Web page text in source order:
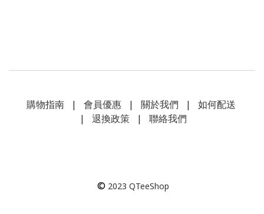
購物指南| 會員優惠| 關於我們 | 如何配送
| 退換政策 | 聯絡我們
© 2023 QTeeShop